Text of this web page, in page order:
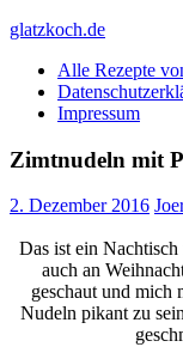
Skip
content
glatzkoch.de
Kochen für Doofe und
Alle Rezepte
Impressum
Zimtnudeln mit
2. Dezember 2016
Das ist ein
auch an
geschaut und mich
Nudeln pikant zu